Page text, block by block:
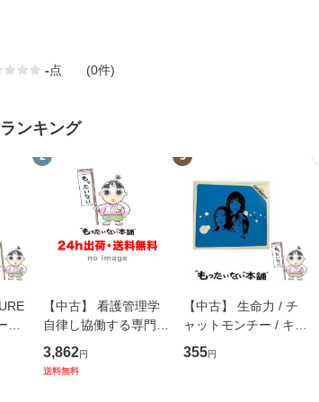
-点 (0件)
ンキング
ン
無
2
【中古】 看護管理学
自律し協働する専門職
の看護マネジメントス
キル 改訂第3版 (看護
3,862円
送料無料
3
【中古】 生命力 / チ
ャットモンチー / キュ
ーンレコード [CD]
【メール便送料無料】
355円